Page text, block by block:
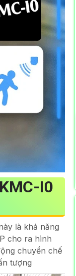
I0
là khả năng
cho ra hình
chuyển chế
tượng